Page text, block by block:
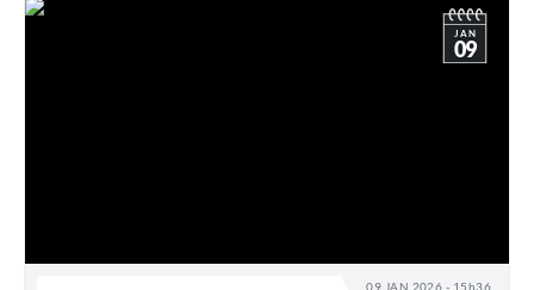
09 JAN 2026 - 15h36
JAN
09